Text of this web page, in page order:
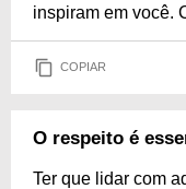
inspiram em você.
COPIAR
O respeito é
Ter que lidar com